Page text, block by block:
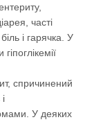
часті
і гарячка. У
спричинений
У деяких